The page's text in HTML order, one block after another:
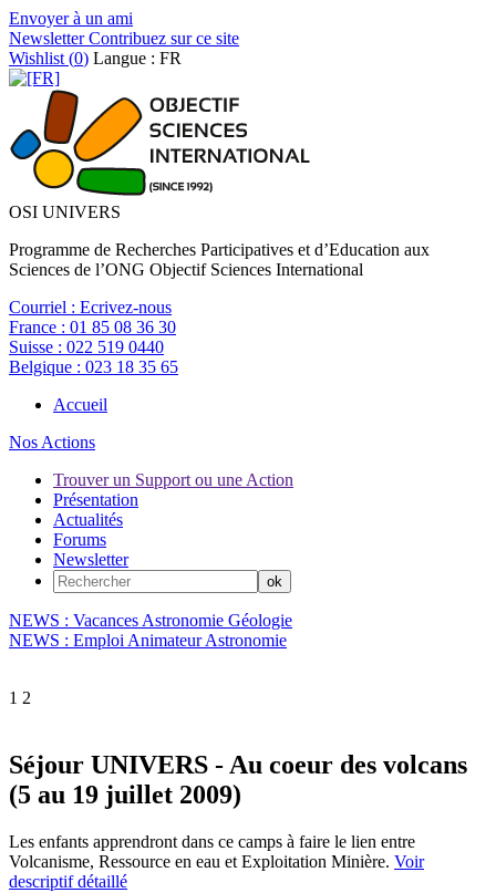
Envoyer à un ami
NewsletterContribuez sur ce site
Wishlist (0) Langue : FR
OSI UNIVERS
Programme de Recherches Participatives et d’Education aux
Sciences de l’ONG Objectif Sciences International
Courriel : Ecrivez-nous
France : 01 85 08 36 30
Suisse : 022 519 0440
Belgique : 023 18 35 65
Accueil
Nos Actions
Trouver un Support ou une Action
Présentation
Actualités
Forums
Newsletter
NEWS : Vacances Astronomie Géologie
NEWS : Emploi Animateur Astronomie
1 2
Séjour UNIVERS - Au coeur des volcans
(5 au 19 juillet 2009)
Les enfants apprendront dans ce camps à faire le lien entre
Volcanisme, Ressource en eau et Exploitation Minière. Voir
descriptif détaillé